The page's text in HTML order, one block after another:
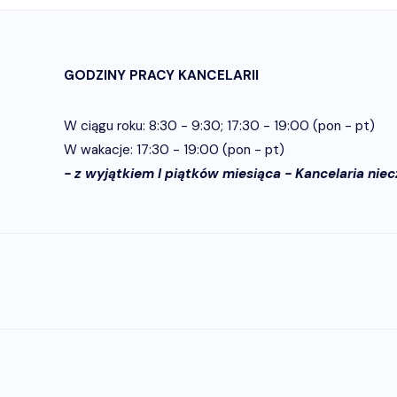
GODZINY PRACY KANCELARII
W ciągu roku: 8:30 - 9:30; 17:30 - 19:00 (pon - pt)
W wakacje: 17:30 - 19:00 (pon - pt)
- z wyjątkiem I piątków miesiąca - Kancelaria